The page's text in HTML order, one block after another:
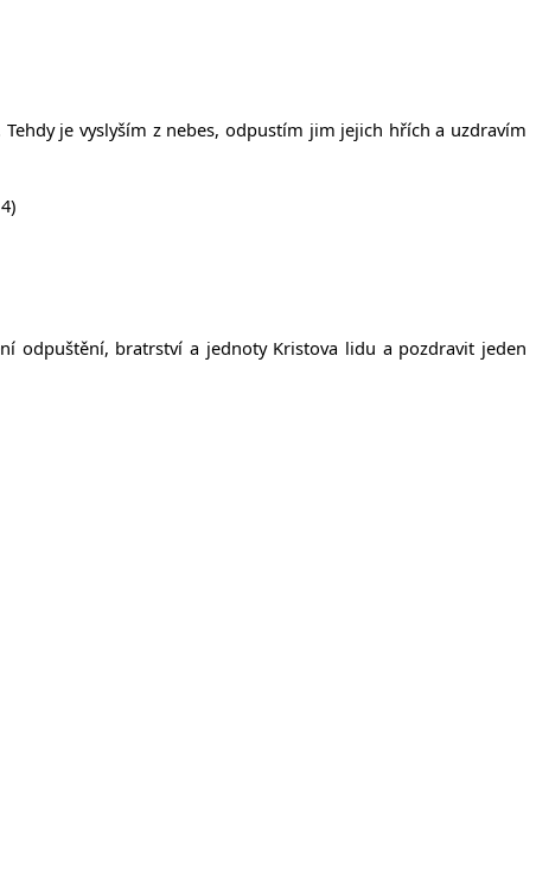
je vyslyším z nebes, odpustím jim jejich hřích a uzdravím
odpuštění, bratrství a jednoty Kristova lidu a pozdravit jeden